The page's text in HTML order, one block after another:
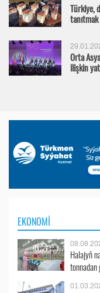
Türkiye,
Orta
ilişkin
EKONOMI
Halajyň
tonnadan